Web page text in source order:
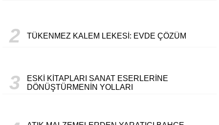
2 TÜKENMEZ KALEM LEKESI: EVDE ÇÖZÜM
3
ESKI KITAPLARI SANAT ESERLERINE
DÖNÜŞTÜRMENIN YOLLARI